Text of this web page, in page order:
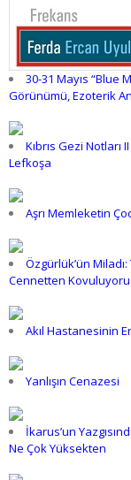
30-31 Mayıs “Blue
Görünümü, Ezoterik
Kıbrıs Gezi
Lefkoşa
Aşrı Memleketin
Özgürlük’ün
Cennetten
Akıl Hastanesinin
Yanlışın Cenazesi
İkarus’un
Ne Çok Yüksekten